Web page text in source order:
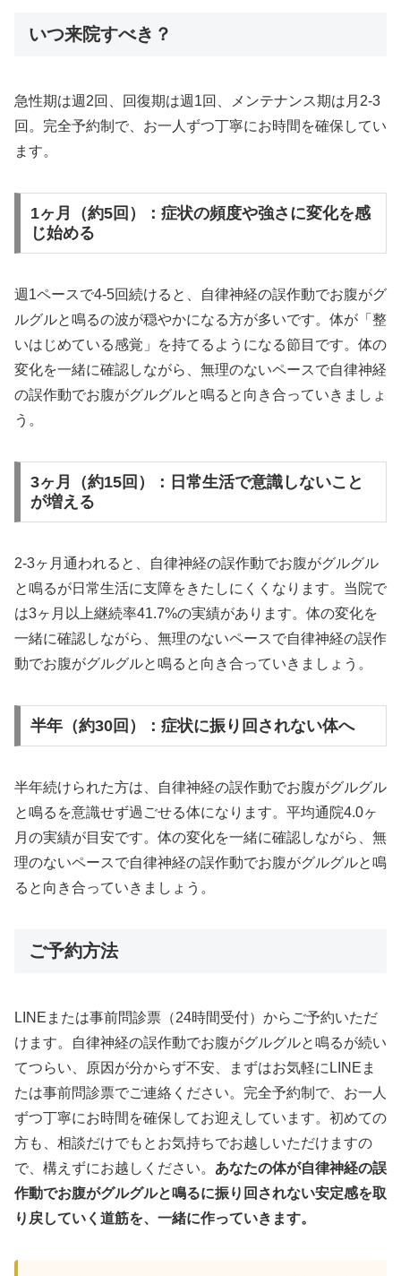
いつ来院すべき？
急性期は週2回、回復期は週1回、メンテナンス期は月2-3
回。完全予約制で、お一人ずつ丁寧にお時間を確保してい
ます。
1ヶ月（約5回）：症状の頻度や強さに変化を感
じ始める
週1ペースで4-5回続けると、自律神経の誤作動でお腹がグ
ルグルと鳴るの波が穏やかになる方が多いです。体が「整
いはじめている感覚」を持てるようになる節目です。体の
変化を一緒に確認しながら、無理のないペースで自律神経
の誤作動でお腹がグルグルと鳴ると向き合っていきましょ
う。
3ヶ月（約15回）：日常生活で意識しないこと
が増える
2-3ヶ月通われると、自律神経の誤作動でお腹がグルグル
と鳴るが日常生活に支障をきたしにくくなります。当院で
は3ヶ月以上継続率41.7%の実績があります。体の変化を
一緒に確認しながら、無理のないペースで自律神経の誤作
動でお腹がグルグルと鳴ると向き合っていきましょう。
半年（約30回）：症状に振り回されない体へ
半年続けられた方は、自律神経の誤作動でお腹がグルグル
と鳴るを意識せず過ごせる体になります。平均通院4.0ヶ
月の実績が目安です。体の変化を一緒に確認しながら、無
理のないペースで自律神経の誤作動でお腹がグルグルと鳴
ると向き合っていきましょう。
ご予約方法
LINEまたは事前問診票（24時間受付）からご予約いただ
けます。自律神経の誤作動でお腹がグルグルと鳴るが続い
てつらい、原因が分からず不安、まずはお気軽にLINEま
たは事前問診票でご連絡ください。完全予約制で、お一人
ずつ丁寧にお時間を確保してお迎えしています。初めての
方も、相談だけでもとお気持ちでお越しいただけますの
で、構えずにお越しください。 あなたの体が自律神経の誤
作動でお腹がグルグルと鳴るに振り回されない安定感を取
り戻していく道筋を、一緒に作っていきます。